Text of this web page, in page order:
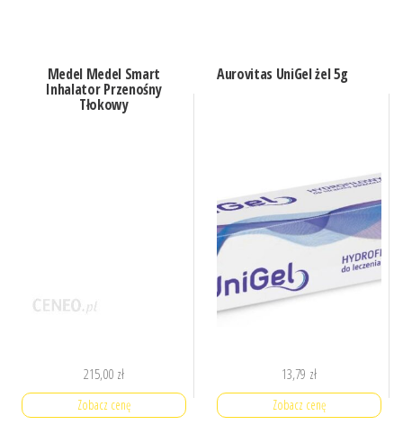
Medel Medel Smart
Inhalator Przenośny
Tłokowy
215,00 zł
Zobacz cenę
Aurovitas UniGel żel 5g
13,79 zł
Zobacz cenę